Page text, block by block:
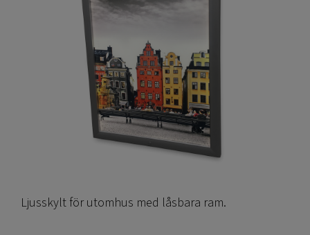
Ljusskylt för utomhus med låsbara ram.